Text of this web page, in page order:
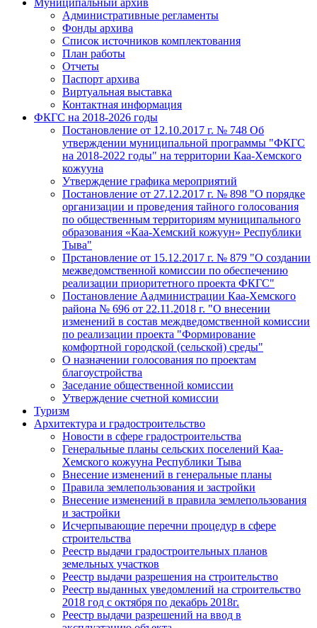
Муниципальный архив
Административные регламенты
Фонды архива
Список источников комплектования
План работы
Отчеты
Паспорт архива
Виртуальная выставка
Контактная информация
ФКГС на 2018-2026 годы
Постановление от 12.10.2017 г. № 748 Об
утверждении муниципальной программы "ФКГС
на 2018-2022 годы" на территории Каа-Хемского
кожууна
Утверждение графика мероприятий
Постановление от 27.12.2017 г. № 898 "О порядке
организации и проведения тайного голосования
по общественным территориям муниципального
образования «Каа-Хемский кожуун» Республики
Тыва"
Прстановление от 15.12.2017 г. № 879 "О создании
межведомственной комиссии по обеспечению
реализации приоритетного проекта ФКГС"
Постановление Аадминистрации Каа-Хемского
района № 696 от 22.11.2018 г. "О внесении
изменений в состав междведомственной комиссии
по реализации проекта "Формирование
комфортной городской (сельской) среды"
О назначении голосования по проектам
благоустройства
Заседание общественной комиссии
Утверждение счетной комиссии
Туризм
Архитектура и градостроительство
Новости в сфере градостроительства
Генеральные планы сельских поселений Каа-
Хемского кожууна Республики Тыва
Внесение изменений в генеральные планы
Правила землепользования и застройки
Внесение изменений в правила землепользования
и застройки
Исчерпывающие перечни процедур в сфере
строительства
Реестр выдачи градостроительных планов
земельных участков
Реестр выдачи разрешения на строительство
Реестр выданных уведомлений на строительство
2018 год с октября по декабрь 2018г.
Реестр выдачи разрешений на ввод в